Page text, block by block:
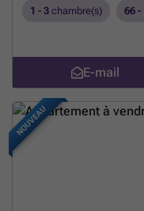
club de tennis, à deux
(Ursulines, IFAPME,
UMons,... ), des
Artistes" vous offre un
toutes les commodités!
Retrouvez nos prix tous
sur notre site ###
1 - 3 chambre(s) 66 -
E-mail
NOUVEAU